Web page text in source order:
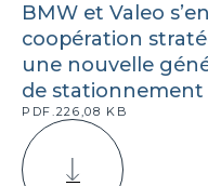
BMW et Valeo
coopération
une nouvelle
de
PDF.226,08 KB